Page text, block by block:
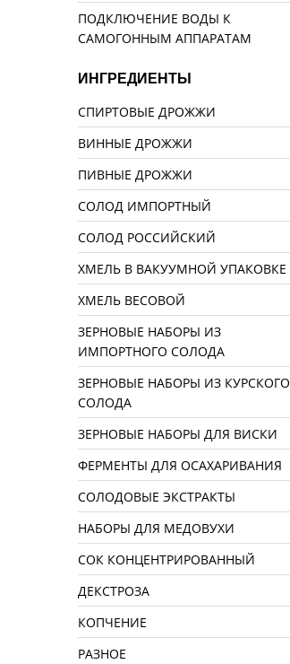
ПОДКЛЮЧЕНИЕ ВОДЫ К
САМОГОННЫМ АППАРАТАМ
ИНГРЕДИЕНТЫ
СПИРТОВЫЕ ДРОЖЖИ
ВИННЫЕ ДРОЖЖИ
ПИВНЫЕ ДРОЖЖИ
СОЛОД ИМПОРТНЫЙ
СОЛОД РОССИЙСКИЙ
ХМЕЛЬ В ВАКУУМНОЙ УПАКОВКЕ
ХМЕЛЬ ВЕСОВОЙ
ЗЕРНОВЫЕ НАБОРЫ ИЗ
ИМПОРТНОГО СОЛОДА
ЗЕРНОВЫЕ НАБОРЫ ИЗ КУРСКОГО
СОЛОДА
ЗЕРНОВЫЕ НАБОРЫ ДЛЯ ВИСКИ
ФЕРМЕНТЫ ДЛЯ ОСАХАРИВАНИЯ
СОЛОДОВЫЕ ЭКСТРАКТЫ
НАБОРЫ ДЛЯ МЕДОВУХИ
СОК КОНЦЕНТРИРОВАННЫЙ
ДЕКСТРОЗА
КОПЧЕНИЕ
РАЗНОЕ